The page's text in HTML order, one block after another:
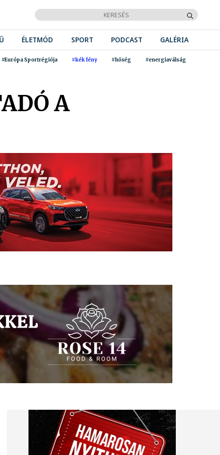
ÉLETMÓD SPORT PODCAST GALÉRIA
#Európa Sportrégiója #kék fény #hőség #energiaválság
A